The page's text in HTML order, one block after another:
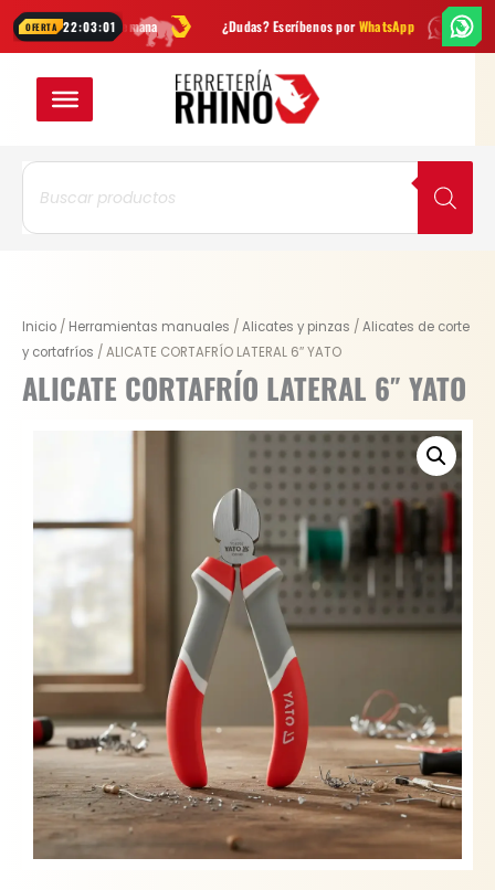
OFERTA 22:03:00
cada semana ¿Dudas? Escríbenos porWhatsApp Envío GRATIS
Búsqueda
productos
Inicio / Herramientas manuales /Alicates y pinzas /Alicates de corte
y cortafríos / ALICATE CORTAFRÍO LATERAL 6″ YATO
ALICATE CORTAFRÍO LATERAL 6″ YATO
Original
price
was:
$ 31.800.
Current
price
is:
$ 23.850.
ALICATE
CORTAFRÍO
LATERAL
6"